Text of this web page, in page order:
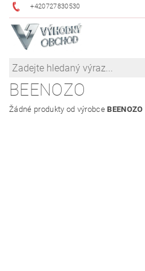
+420727830530
BEENOZO
Žádné produkty od výrobceBEENOZO